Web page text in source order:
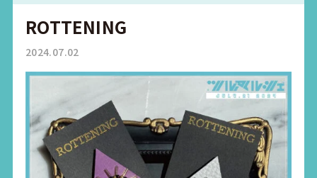
ROTTENING
2024.07.02